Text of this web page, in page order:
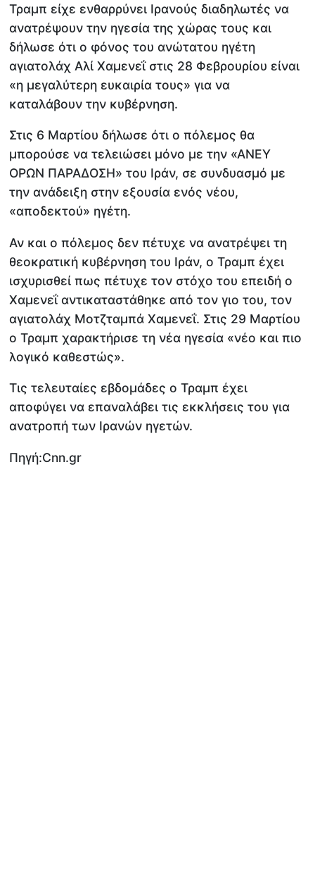
Τραμπ είχε ενθαρρύνει Ιρανούς διαδηλωτές να
ανατρέψουν την ηγεσία της χώρας τους και
δήλωσε ότι ο φόνος του ανώτατου ηγέτη
αγιατολάχ Αλί Χαμενεΐ στις 28 Φεβρουρίου είναι
«η μεγαλύτερη ευκαιρία τους» για να
καταλάβουν την κυβέρνηση.
Στις 6 Μαρτίου δήλωσε ότι ο πόλεμος θα
μπορούσε να τελειώσει μόνο με την «ΑΝΕΥ
ΟΡΩΝ ΠΑΡΑΔΟΣΗ» του Ιράν, σε συνδυασμό με
την ανάδειξη στην εξουσία ενός νέου,
«αποδεκτού» ηγέτη.
Αν και ο πόλεμος δεν πέτυχε να ανατρέψει τη
θεοκρατική κυβέρνηση του Ιράν, ο Τραμπ έχει
ισχυρισθεί πως πέτυχε τον στόχο του επειδή ο
Χαμενεΐ αντικαταστάθηκε από τον γιο του, τον
αγιατολάχ Μοτζταμπά Χαμενεΐ. Στις 29 Μαρτίου
ο Τραμπ χαρακτήρισε τη νέα ηγεσία «νέο και πιο
λογικό καθεστώς».
Τις τελευταίες εβδομάδες ο Τραμπ έχει
αποφύγει να επαναλάβει τις εκκλήσεις του για
ανατροπή των Ιρανών ηγετών.
Πηγή:Cnn.gr